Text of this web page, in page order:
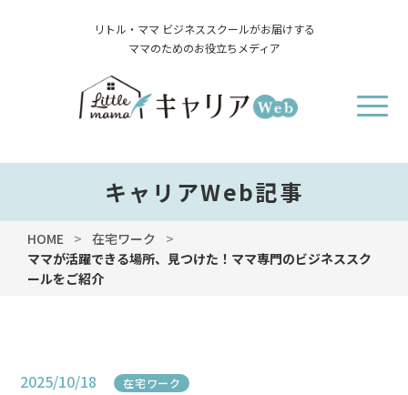
リトル・ママ ビジネススクールがお届けする
ママのためのお役立ちメディア
キャリアWeb記事
HOME
在宅ワーク
ママが活躍できる場所、見つけた！ママ専門のビジネススク
ールをご紹介
2025/10/18 在宅ワーク